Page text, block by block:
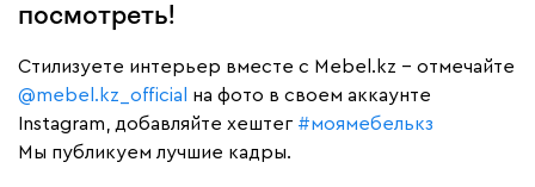
посмотреть!
Cтилизуете интерьер вместе с Mebel.kz – отмечайте
@mebel.kz_official
на фото в своем аккаунте
Instagram, добавляйте хештег #моямебелькз
Мы публикуем лучшие кадры.